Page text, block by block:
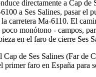
directamente a Cap de
a Ses Salines, pasar el
carretera Ma-6110. El
monótono - campos,
en el faro de cierre Ses
Cap de Ses Salines (Far de
primer faro en España para